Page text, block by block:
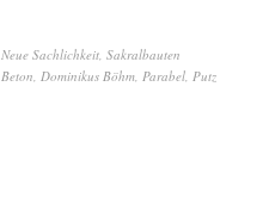
Neue Sachlichkeit Sakralbauten
Beton Dominikus Böhm Parabel Putz